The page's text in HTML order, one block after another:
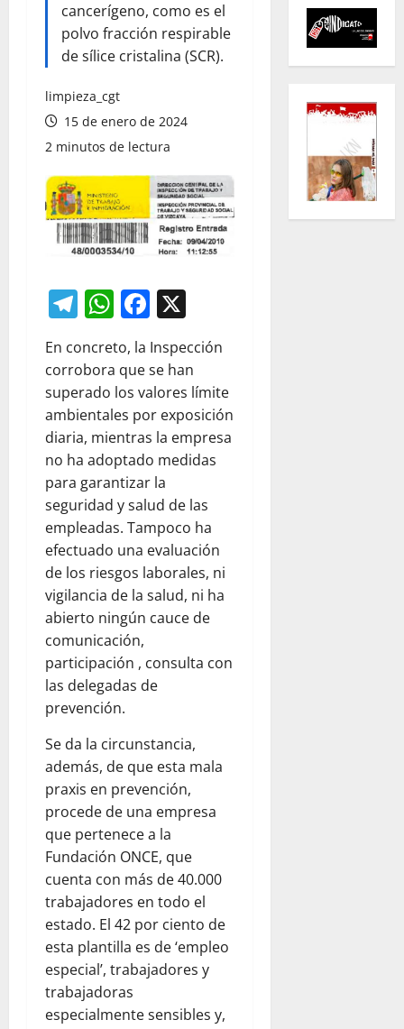
cancerígeno, como es el
polvo fracción respirable
de sílice cristalina (SCR).
limpieza_cgt
15 de enero de 2024
2 minutos de lectura
Telegram
WhatsApp
Facebook
En concreto, la Inspección
corrobora que se han
superado los valores límite
ambientales por exposición
diaria, mientras la empresa
no ha adoptado medidas
para garantizar la
seguridad y salud de las
empleadas. Tampoco ha
efectuado una evaluación
de los riesgos laborales, ni
vigilancia de la salud, ni ha
abierto ningún cauce de
comunicación,
participación , consulta con
las delegadas de
prevención.
Se da la circunstancia,
además, de que esta mala
praxis en prevención,
procede de una empresa
que pertenece a la
Fundación ONCE, que
cuenta con más de 40.000
trabajadores en todo el
estado. El 42 por ciento de
esta plantilla es de ‘empleo
especial’, trabajadores y
trabajadoras
especialmente sensibles y,